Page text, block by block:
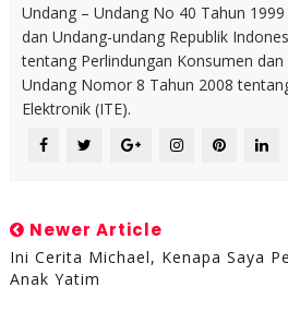
Undang – Undang No 40 Tahun
dan Undang-undang Republik
tentang Perlindungan Konsumen
Undang Nomor 8 Tahun 2008
Elektronik (ITE).
Newer Article
Ini Cerita Michael, Kenapa Saya
Anak Yatim